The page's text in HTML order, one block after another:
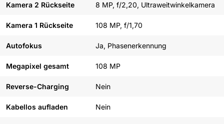
Kamera 2 Rückseite 8 MP, f/2,20, Ultraweitwinkelkamera
Kamera 1 Rückseite 108 MP, f/1,70
Autofokus Ja, Phasenerkennung
Megapixel gesamt 108 MP
Reverse-Charging Nein
Kabellos aufladen Nein